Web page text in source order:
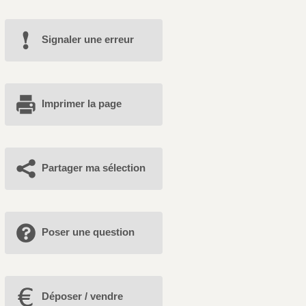
Signaler une erreur
Imprimer la page
Partager ma sélection
Poser une question
Déposer / vendre